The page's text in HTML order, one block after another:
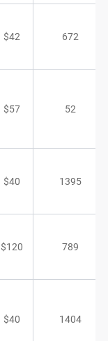
$42 672
$57 52
$40 1395
$120 789
$40 1404